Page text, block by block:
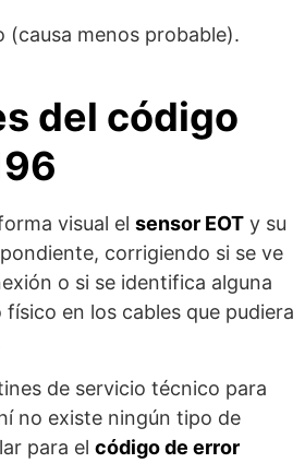
(causa menos probable).
del código
visual el sensor EOT y su
corrigiendo si se ve
o si se identifica alguna
físico en los cables que pudiera
de servicio técnico para
no existe ningún tipo de
para el código de error